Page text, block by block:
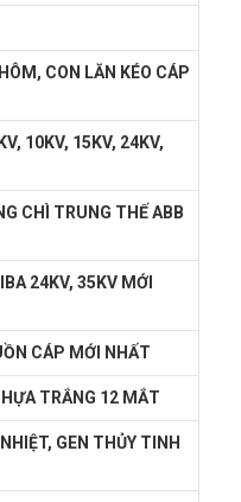
CON LĂN KÉO CÁP
10KV, 15KV, 24KV,
CHÌ TRUNG THẾ ABB
24KV, 35KV MỚI
CÁP MỚI NHẤT
TRẮNG 12 MẮT
GEN THỦY TINH